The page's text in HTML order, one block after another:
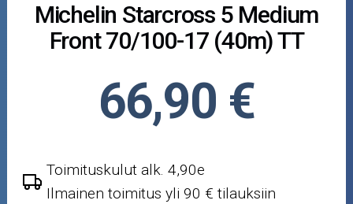
Öljyt ja kemikaalit
Työkalut
Outlet-tuotteet
Michelin Starcross 5 Medium
Front 70/100-17 (40m) TT
66,90 €
Toimituskulut alk. 4,90e
Ilmainen toimitus yli 90 € tilauksiin